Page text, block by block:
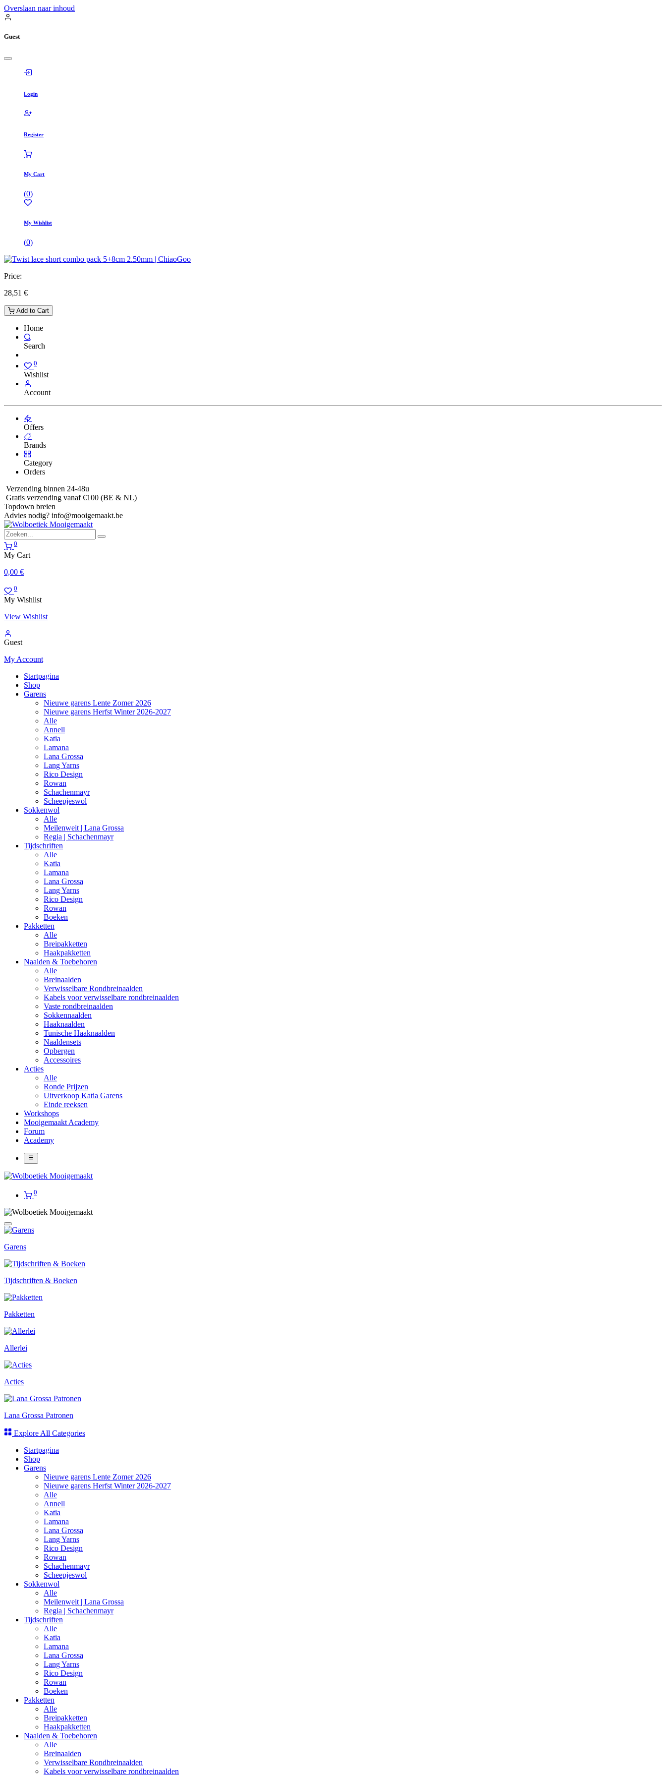
Overslaan naar inhoud
Guest
Login
Register
My Cart
(0)
My Wishlist
(0)
Price:
28,51 €
Add to Cart
Home
Search
0
Wishlist
Account
Offers
Brands
Category
Orders
Verzending binnen 24-48u
Gratis verzending vanaf €100 (BE & NL)
Topdown breien
Advies nodig? info@mooigemaakt.be
0
My Cart
0,00 €
0
My Wishlist
View Wishlist
Guest
My Account
Startpagina
Shop
Garens
Nieuwe garens Lente Zomer 2026
Nieuwe garens Herfst Winter 2026-2027
Alle
Annell
Katia
Lamana
Lana Grossa
Lang Yarns
Rico Design
Rowan
Schachenmayr
Scheepjeswol
Sokkenwol
Alle
Meilenweit | Lana Grossa
Regia | Schachenmayr
Tijdschriften
Alle
Katia
Lamana
Lana Grossa
Lang Yarns
Rico Design
Rowan
Boeken
Pakketten
Alle
Breipakketten
Haakpakketten
Naalden & Toebehoren
Alle
Breinaalden
Verwisselbare Rondbreinaalden
Kabels voor verwisselbare rondbreinaalden
Vaste rondbreinaalden
Sokkennaalden
Haaknaalden
Tunische Haaknaalden
Naaldensets
Opbergen
Accessoires
Acties
Alle
Ronde Prijzen
Uitverkoop Katia Garens
Einde reeksen
Workshops
Mooigemaakt Academy
Forum
Academy
0
Garens
Tijdschriften & Boeken
Pakketten
Allerlei
Acties
Lana Grossa Patronen
Explore All Categories
Startpagina
Shop
Garens
Nieuwe garens Lente Zomer 2026
Nieuwe garens Herfst Winter 2026-2027
Alle
Annell
Katia
Lamana
Lana Grossa
Lang Yarns
Rico Design
Rowan
Schachenmayr
Scheepjeswol
Sokkenwol
Alle
Meilenweit | Lana Grossa
Regia | Schachenmayr
Tijdschriften
Alle
Katia
Lamana
Lana Grossa
Lang Yarns
Rico Design
Rowan
Boeken
Pakketten
Alle
Breipakketten
Haakpakketten
Naalden & Toebehoren
Alle
Breinaalden
Verwisselbare Rondbreinaalden
Kabels voor verwisselbare rondbreinaalden